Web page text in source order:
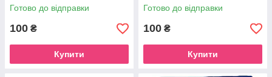
Готово до відправки
100 ₴
Купити
Готово до відправки
100 ₴
Купити